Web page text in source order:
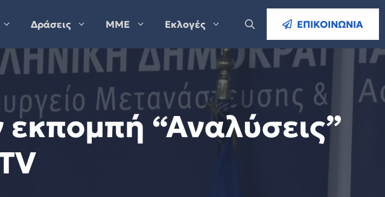
Δράσεις ΜΜΕ Εκλογές ΕΠΙΚΟΙΝΩΝΙΑ
“Αναλύσεις”